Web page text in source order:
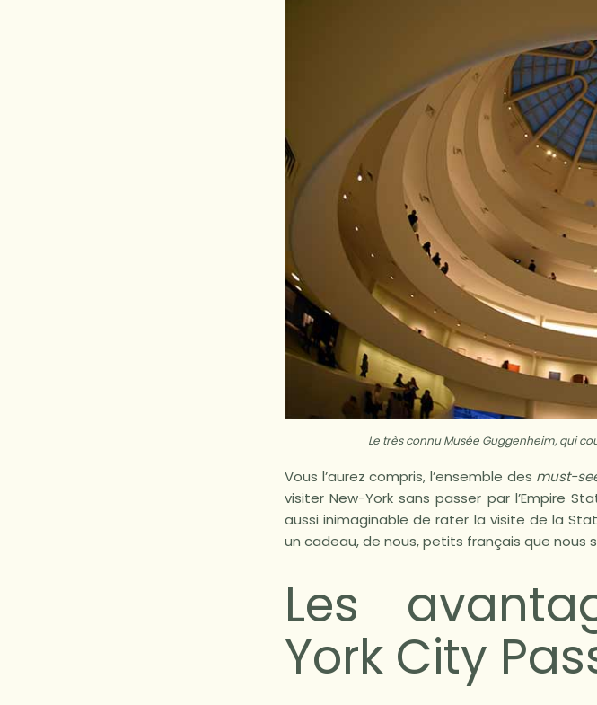
Le très connu Musée Guggenheim, qui
Vous l’aurez compris, l’ensemble des must-
visiter New-York sans passer par l’Empire
aussi inimaginable de rater la visite de la
un cadeau, de nous, petits français que nous
Les
York City